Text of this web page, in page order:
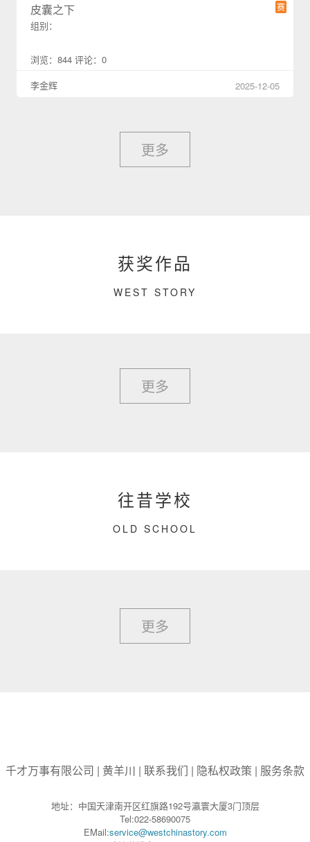
赛
皮囊之下
组别：
浏览：844 评论：0
李金辉
2025-12-05
更多
获奖作品
WEST STORY
更多
往昔学校
OLD SCHOOL
更多
千才万事有限公司 | 黄羊川 | 联系我们 | 隐私权政策 | 服务条款
地址：中国天津南开区红旗路192号瀛寰大厦3门顶层
Tel:022-58690075
EMail:service@westchinastory.com